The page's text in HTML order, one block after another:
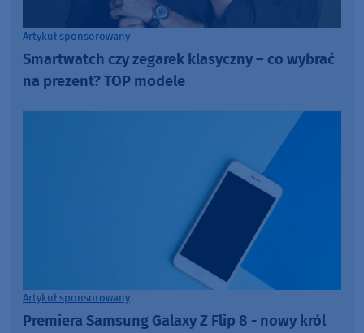
Artykuł sponsorowany
Smartwatch czy zegarek klasyczny – co wybrać
na prezent? TOP modele
Artykuł sponsorowany
Premiera Samsung Galaxy Z Flip 8 - nowy król